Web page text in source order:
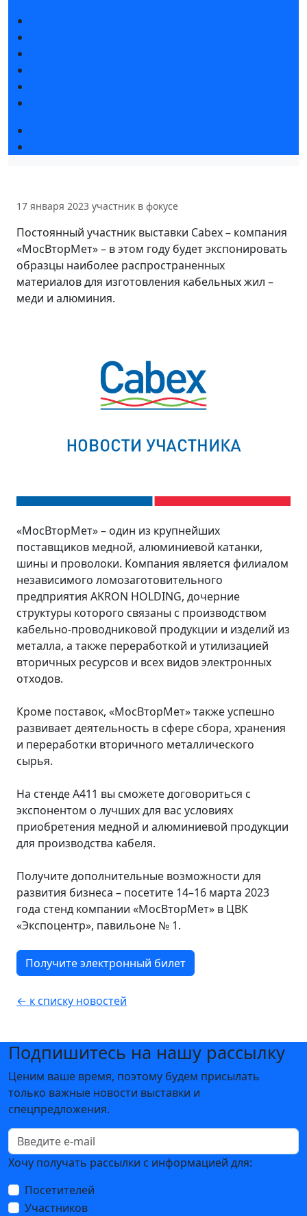
17 января 2023 участник в фокусе
Постоянный участник выставки Cabex – компания
«МосВторМет» – в этом году будет экспонировать
образцы наиболее распространенных
материалов для изготовления кабельных жил –
меди и алюминия.
«МосВторМет» – один из крупнейших
поставщиков медной, алюминиевой катанки,
шины и проволоки. Компания является филиалом
независимого ломозаготовительного
предприятия AKRON HOLDING, дочерние
структуры которого связаны с производством
кабельно-проводниковой продукции и изделий из
металла, а также переработкой и утилизацией
вторичных ресурсов и всех видов электронных
отходов.
Кроме поставок, «МосВторМет» также успешно
развивает деятельность в сфере сбора, хранения
и переработки вторичного металлического
сырья.
На стенде А411 вы сможете договориться с
экспонентом о лучших для вас условиях
приобретения медной и алюминиевой продукции
для производства кабеля.
Получите дополнительные возможности для
развития бизнеса – посетите 14–16 марта 2023
года стенд компании «МосВторМет» в ЦВК
«Экспоцентр», павильоне № 1.
Получите электронный билет
← к списку новостей
Подпишитесь на нашу рассылку
Ценим ваше время, поэтому будем присылать
только важные новости выставки и
спецпредложения.
Хочу получать рассылки с информацией для:
Посетителей
Участников